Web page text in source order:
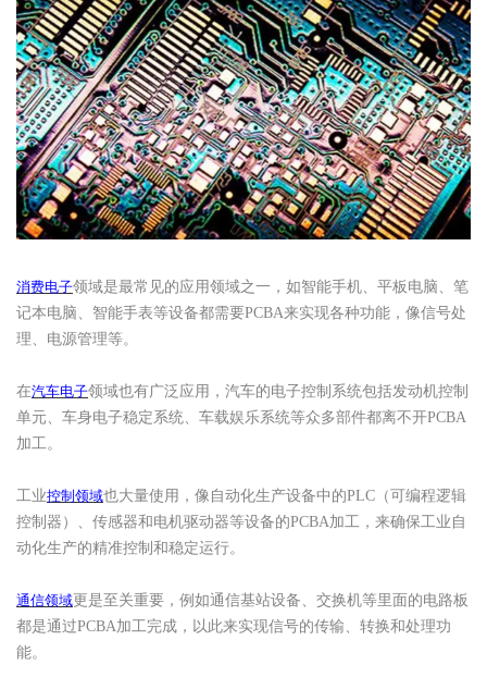
消费电子领域是最常见的应用领域之一，如智能手机、平板电脑、笔
记本电脑、智能手表等设备都需要PCBA来实现各种功能，像信号处
理、电源管理等。
在汽车电子领域也有广泛应用，汽车的电子控制系统包括发动机控制
单元、车身电子稳定系统、车载娱乐系统等众多部件都离不开PCBA
加工。
工业控制领域也大量使用，像自动化生产设备中的PLC（可编程逻辑
控制器）、传感器和电机驱动器等设备的PCBA加工，来确保工业自
动化生产的精准控制和稳定运行。
通信领域更是至关重要，例如通信基站设备、交换机等里面的电路板
都是通过PCBA加工完成，以此来实现信号的传输、转换和处理功
能。